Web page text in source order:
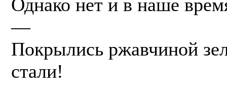
Однако нет и в наше
—
Покрылись ржавчиной
стали!